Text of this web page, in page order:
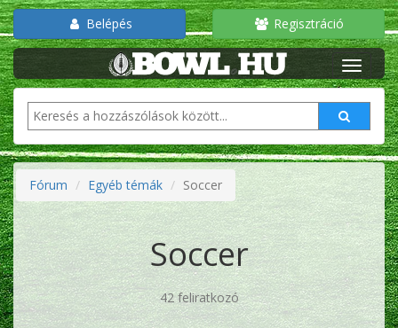
Belépés Regisztráció
Fórum Egyéb témák Soccer
Soccer
42 feliratkozó